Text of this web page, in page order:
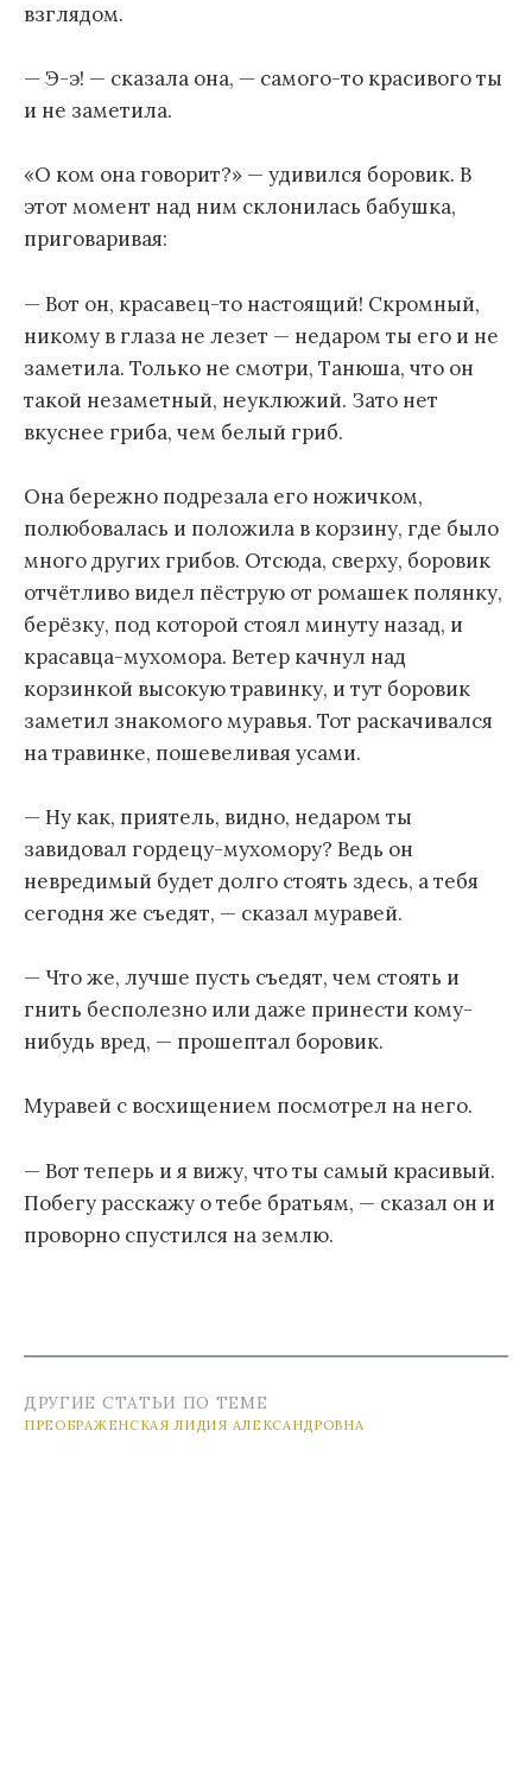
взглядом.
— Э-э! — сказала она, — самого-то красивого ты
и не заметила.
«О ком она говорит?» — удивился боровик. В
этот момент над ним склонилась бабушка,
приговаривая:
— Вот он, красавец-то настоящий! Скромный,
никому в глаза не лезет — недаром ты его и не
заметила. Только не смотри, Танюша, что он
такой незаметный, неуклюжий. Зато нет
вкуснее гриба, чем белый гриб.
Она бережно подрезала его ножичком,
полюбовалась и положила в корзину, где было
много других грибов. Отсюда, сверху, боровик
отчётливо видел пёструю от ромашек полянку,
берёзку, под которой стоял минуту назад, и
красавца-мухомора. Ветер качнул над
корзинкой высокую травинку, и тут боровик
заметил знакомого муравья. Тот раскачивался
на травинке, пошевеливая усами.
— Ну как, приятель, видно, недаром ты
завидовал гордецу-мухомору? Ведь он
невредимый будет долго стоять здесь, а тебя
сегодня же съедят, — сказал муравей.
— Что же, лучше пусть съедят, чем стоять и
гнить бесполезно или даже принести кому-
нибудь вред, — прошептал боровик.
Муравей с восхищением посмотрел на него.
— Вот теперь и я вижу, что ты самый красивый.
Побегу расскажу о тебе братьям, — сказал он и
проворно спустился на землю.
ДРУГИЕ СТАТЬИ ПО ТЕМЕ
ПРЕОБРАЖЕНСКАЯ ЛИДИЯ АЛЕКСАНДРОВНА